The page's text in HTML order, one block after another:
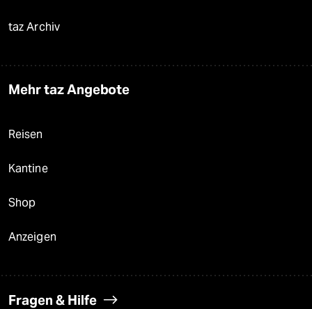
taz Archiv
Mehr taz Angebote
Reisen
Kantine
Shop
Anzeigen
Fragen & Hilfe